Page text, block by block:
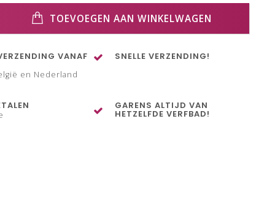
TOEVOEGEN AAN WINKELWAGEN
VANAF
en Nederland
SNELLE VERZENDING!
GARENS ALTIJD VAN
HETZELFDE VERFBAD!